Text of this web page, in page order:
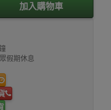
加入購物車
假期休息